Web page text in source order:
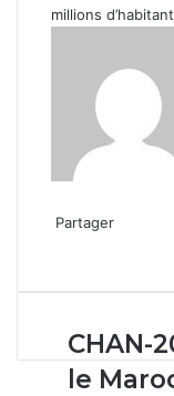
millions
Partager
email
CHAN-
2021
CHAN-
le